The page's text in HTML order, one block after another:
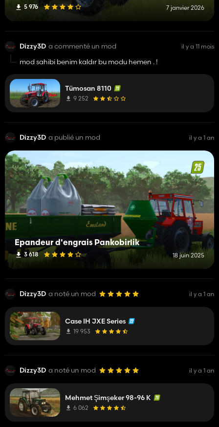
5 976 7 janvier 2026
Dizzy3D a commenté un mod il y a 11 mois
mod sahibi benim kaldır bu modu hemen . !
Tümosan 8110
9 252
Dizzy3D a publié un mod il y a 1 an
Épandeur d'engrais Pankobirlik
3 618 18 juin 2025
Dizzy3D a noté un mod il y a 1 an
Case IH JXE Series
19 953
Dizzy3D a noté un mod il y a 1 an
Mehmet Şimşeker 98-96 K
6 062